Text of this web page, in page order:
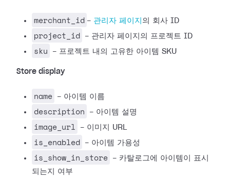
merchant_id - 관리자 페이지 의 회사 ID
project_id - 관리자 페이지의 프로젝트 ID
sku - 프로젝트 내의 고유한 아이템 SKU
Store display
name - 아이템 이름
description - 아이템 설명
image_url - 이미지 URL
is_enabled - 아이템 가용성
is_show_in_store
- 카탈로그에 아이템이 표시
되는지 여부